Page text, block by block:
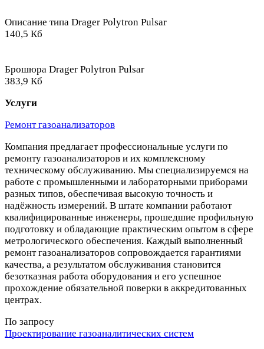
Описание типа Drager Polytron Pulsar
140,5 Кб
Брошюра Drager Polytron Pulsar
383,9 Кб
Услуги
Ремонт газоанализаторов
Компания предлагает профессиональные услуги по
ремонту газоанализаторов и их комплексному
техническому обслуживанию. Мы специализируемся на
работе с промышленными и лабораторными приборами
разных типов, обеспечивая высокую точность и
надёжность измерений. В штате компании работают
квалифицированные инженеры, прошедшие профильную
подготовку и обладающие практическим опытом в сфере
метрологического обеспечения. Каждый выполненный
ремонт газоанализаторов сопровождается гарантиями
качества, а результатом обслуживания становится
безотказная работа оборудования и его успешное
прохождение обязательной поверки в аккредитованных
центрах.
По запросу
Проектирование газоаналитических систем